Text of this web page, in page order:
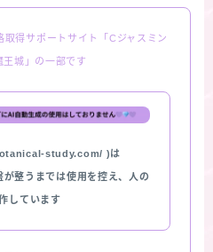
４択クイズ (kindle出
取得サポートサイト「Cジャスミン
王城」の一部です
study.com/ )は
整うまでは使用を控え、人の
しています